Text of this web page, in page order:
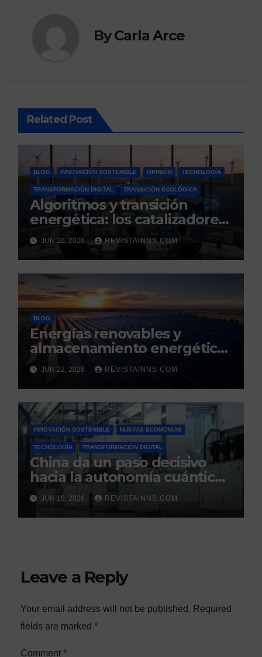
ByCarla Arce
Related Post
BLOG INNOVACIÓN SOSTENIBLE OPINIÓN TECNOLOGÍA
TRANSFORMACIÓN DIGITAL TRANSICIÓN ECOLÓGICA
Algoritmos y transición
energética: los catalizadores
digitales de un nuevo
modelo energético
renovable y resiliente
JUN 26, 2026 REVISTAINNS.COM
BLOG
Energías renovables y
almacenamiento energético:
la nueva columna vertebral
de la estabilidad del sistema
eléctrico español
JUN 22, 2026 REVISTAINNS.COM
INNOVACIÓN SOSTENIBLE NUEVAS ECOMONÍAS
TECNOLOGÍA TRANSFORMACIÓN DIGITAL
China da un paso decisivo
hacia la autonomía cuántica:
produce por primera vez el
silicio ultrapuro que sus
competidores controlaban
JUN 18, 2026 REVISTAINNS.COM
Leave a Reply
Your email address will not be published. Required
fields are marked *
Comment *